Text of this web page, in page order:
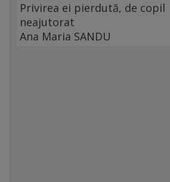
Privirea ei pierdută, de copil
neajutorat
Ana Maria SANDU